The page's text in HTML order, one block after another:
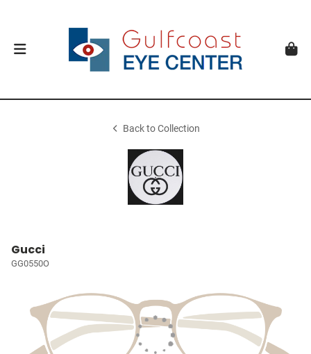
Back to Collection
Gucci
GG0550O